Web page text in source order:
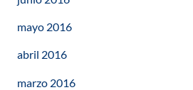
mayo 2016
abril 2016
marzo 2016